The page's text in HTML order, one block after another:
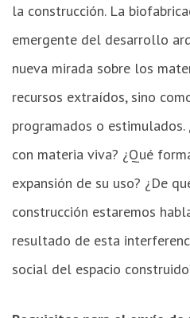
la construcción. La
emergente del desarrollo
nueva mirada sobre los
recursos extraídos, sino
programados o
con materia viva? ¿Qué
expansión de su uso? ¿De
construcción estaremos
resultado de esta
social del espacio